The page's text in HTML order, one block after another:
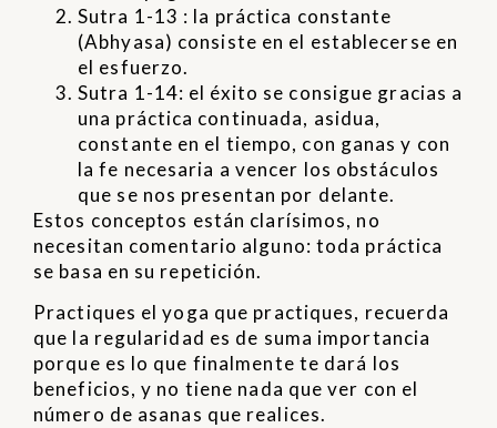
Sutra 1-13 : la práctica constante
(Abhyasa) consiste en el establecerse en
el esfuerzo.
Sutra 1-14: el éxito se consigue gracias a
una práctica continuada, asidua,
constante en el tiempo, con ganas y con
la fe necesaria a vencer los obstáculos
que se nos presentan por delante.
Estos conceptos están clarísimos, no
necesitan comentario alguno: toda práctica
se basa en su repetición.
Practiques el yoga que practiques, recuerda
que la regularidad es de suma importancia
porque es lo que finalmente te dará los
beneficios, y no tiene nada que ver con el
número de asanas que realices.